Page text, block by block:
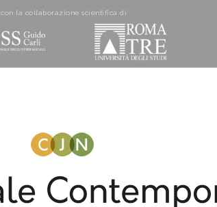
con la collaborazione scientifica di